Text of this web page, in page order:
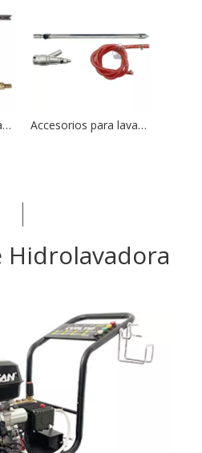
Accesorios para lavadoras de alta presión Sandblaster 4000PSI Accesorios para lavadoras de alta presión Sandblaster 7250PSI
Hidrolavadora